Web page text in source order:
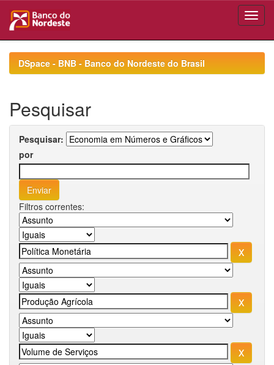
navigationDSpace - BNB - Banco do Nordeste do Brasil
Pesquisar
Pesquisar:
por
Filtros correntes: